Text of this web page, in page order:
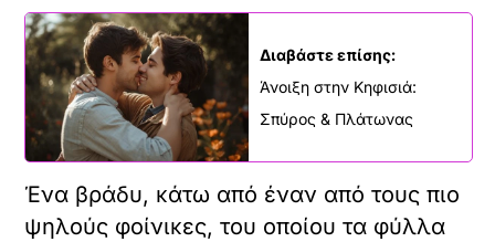
Διαβάστε επίσης:
Άνοιξη στην Κηφισιά:
Σπύρος & Πλάτωνας
Ένα βράδυ, κάτω από έναν από τους πιο
ψηλούς φοίνικες, του οποίου τα φύλλα